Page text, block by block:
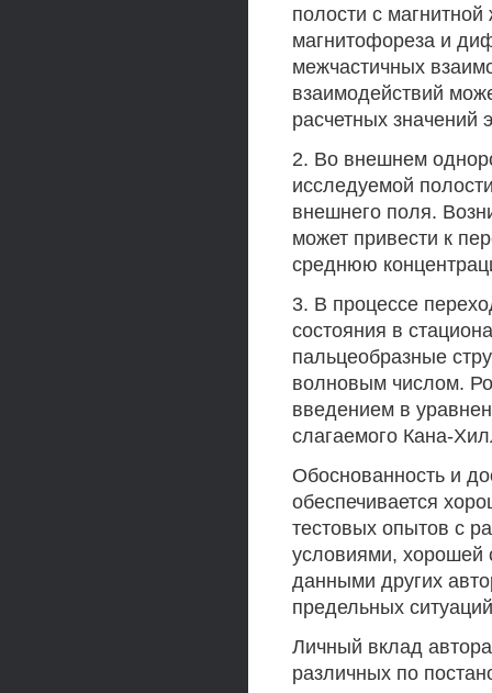
полости с магнитной
магнитофореза и
межчастичных
взаимодействий
расчетных значений
2. Во внешнем
исследуемой
внешнего поля.
может привести к
среднюю
3. В процессе
состояния в
пальцеобразные
волновым числом.
введением в
слагаемого Кана-
Обоснованность и
обеспечивается
тестовых опытов с
условиями, хорошей
данными других
предельных
Личный вклад
различных по